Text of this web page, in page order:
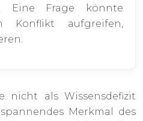
Eine Frage könnte
Konflikt aufgreifen,
nicht als Wissensdefizit
Merkmal des